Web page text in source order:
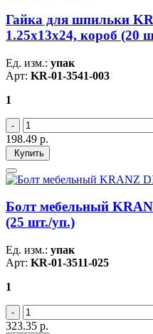
Гайка для шпильки
1.25х13х24, короб (20
Ед. изм.: упак
Арт: KR-01-3541-003
1
198.49 р.
Купить
Болт мебельный
(25 шт./уп.)
Ед. изм.: упак
Арт: KR-01-3511-025
1
323.35 р.